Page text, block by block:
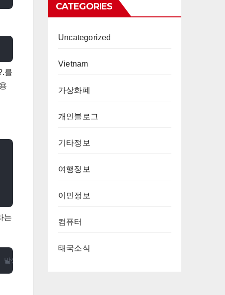
를
는
시킵니다.
CATEGORIES
Uncategorized
Vietnam
가상화폐
개인블로그
기타정보
여행정보
이민정보
컴퓨터
태국소식